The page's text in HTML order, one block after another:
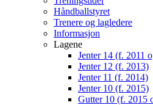
Håndballstyret
Trenere og lagledere
Informasjon
Lagene
Jenter 14 (f. 2011
Jenter 12 (f. 2013)
Jenter 11 (f. 2014)
Jenter 10 (f. 2015)
Gutter 10 (f. 2015